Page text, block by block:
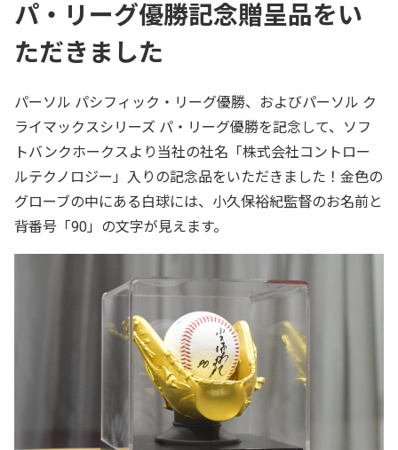
パ・リーグ優勝記念贈呈品をい
ただきました
パーソル パシフィック・リーグ優勝、およびパーソル ク
ライマックスシリーズ パ・リーグ優勝を記念して、ソフ
トバンクホークスより当社の社名「株式会社コントロー
ルテクノロジー」入りの記念品をいただきました！金色の
グローブの中にある白球には、小久保裕紀監督のお名前と
背番号「90」の文字が見えます。